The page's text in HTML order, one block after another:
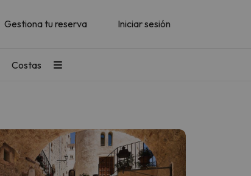
Gestiona tu reserva Iniciar sesión
Costas